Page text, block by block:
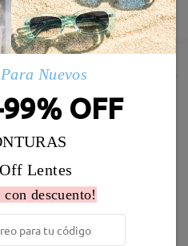
MÁS
Calidad de la gafa
excelente. Graduación
sin dudarlo. Gracias.
Nuevos
OFF
Lentes
con descuento!